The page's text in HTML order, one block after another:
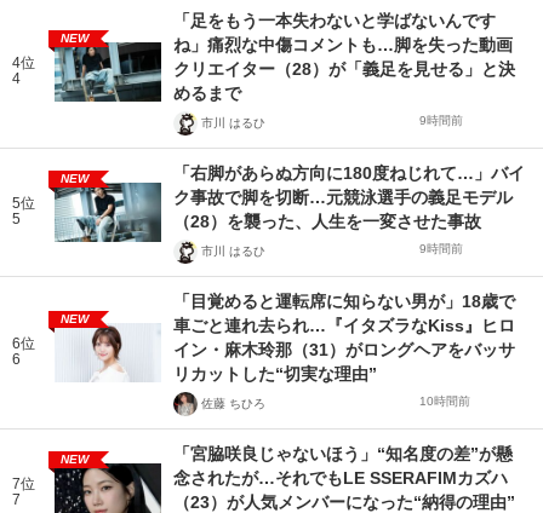
4位
4
NEW
「足をもう一本失わないと学ばないんです
ね」痛烈な中傷コメントも…脚を失った動画
クリエイター（28）が「義足を見せる」と決
めるまで
市川 はるひ 9時間前
5位
5
NEW
「右脚があらぬ方向に180度ねじれて…」バイ
ク事故で脚を切断…元競泳選手の義足モデル
（28）を襲った、人生を一変させた事故
市川 はるひ 9時間前
6位
6
NEW
「目覚めると運転席に知らない男が」18歳で
車ごと連れ去られ…『イタズラなKiss』ヒロ
イン・麻木玲那（31）がロングヘアをバッサ
リカットした“切実な理由”
佐藤 ちひろ 10時間前
7位
7
NEW
「宮脇咲良じゃないほう」“知名度の差”が懸
念されたが…それでもLE SSERAFIMカズハ
（23）が人気メンバーになった“納得の理由”